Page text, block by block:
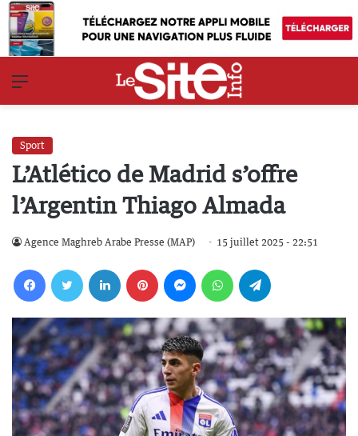
Sport
L’Atlético de Madrid s’offre
l’Argentin Thiago Almada
Agence Maghreb Arabe Presse (MAP) 15 juillet 2025 - 22:51